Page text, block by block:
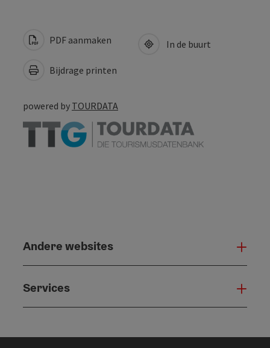
PDF aanmaken
Bijdrage printen
In de buurt
powered by TOURDATA
Andere websites
Services